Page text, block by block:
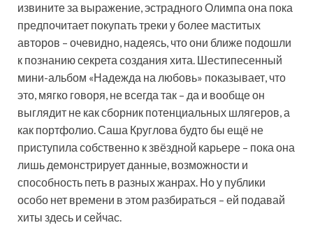
извините за выражение, эстрадного Олимпа она пока
предпочитает покупать треки у более маститых
авторов – очевидно, надеясь, что они ближе подошли
к познанию секрета создания хита. Шестипесенный
мини-альбом «Надежда на любовь» показывает, что
это, мягко говоря, не всегда так – да и вообще он
выглядит не как сборник потенциальных шлягеров, а
как портфолио. Саша Круглова будто бы ещё не
приступила собственно к звёздной карьере – пока она
лишь демонстрирует данные, возможности и
способность петь в разных жанрах. Но у публики
особо нет времени в этом разбираться – ей подавай
хиты здесь и сейчас.